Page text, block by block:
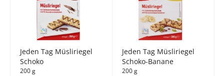
Jeden Tag Müsliriegel
Schoko
200 g
Jeden Tag Müsliriegel
Schoko-Banane
200 g